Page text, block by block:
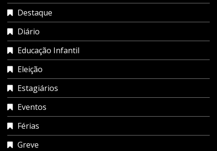
Destaque
Diário
Educação Infantil
Eleição
Estagiários
Eventos
Férias
Greve